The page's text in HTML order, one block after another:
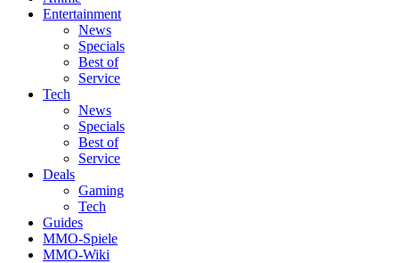
Entertainment
News
Specials
Best of
Service
Tech
News
Specials
Best of
Service
Deals
Gaming
Tech
Guides
MMO-Spiele
MMO-Wiki